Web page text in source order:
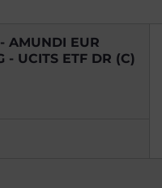
AMUNDI EUR
- UCITS ETF DR (C)